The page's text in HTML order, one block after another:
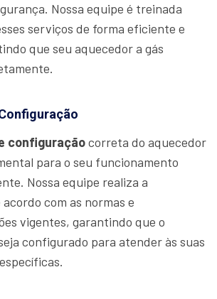
Nossa equipe é treinada
serviços de forma eficiente e
que seu aquecedor a gás
configuraçãocorreta do aquecedor
para o seu funcionamento
Nossa equipe realiza a
acordo com as normas e
vigentes, garantindo que o
configurado para atender às suas